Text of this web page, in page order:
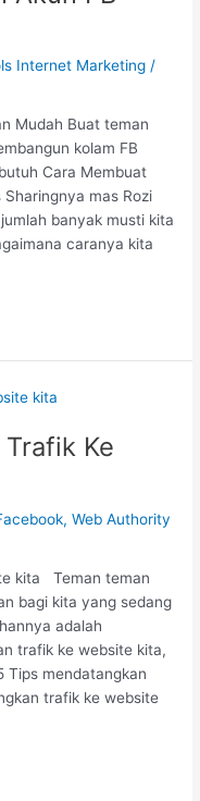
Internet Marketing /
Mudah Buat teman
kolam FB
Cara Membuat
Sharingnya mas Rozi
banyak musti kita
caranya kita
Ke
,Web Authority
kita Teman teman
bagi kita yang sedang
adalah
trafik ke website kita,
Tips mendatangkan
trafik ke website